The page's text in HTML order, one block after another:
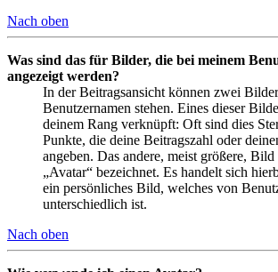
Nach oben
Was sind das für Bilder, die bei meinem
angezeigt werden?
In der Beitragsansicht können zwei
Benutzernamen stehen. Eines dieser
deinem Rang verknüpft: Oft sind dies
Punkte, die deine Beitragszahl oder
angeben. Das andere, meist größere,
„Avatar“ bezeichnet. Es handelt sich
ein persönliches Bild, welches von
unterschiedlich ist.
Nach oben